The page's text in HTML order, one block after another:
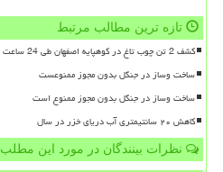
تازه ترین مطالب مرتبط
کشف 2 تن چوب تاغ در کوهپایه اصفهان طی 24 ساعت اخیر 8 نفر دستگیر شدند
ساخت وساز در جنگل بدون مجوز ممنوعست
ساخت وساز در جنگل بدون مجوز ممنوع است
کاهش ۲۰ سانتیمتری آب دریای خزر در سال
نظرات بینندگان در مورد این مطلب